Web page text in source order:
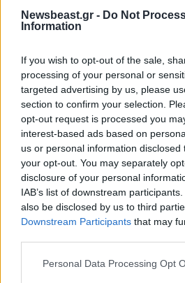
Newsbeast.gr - Do Not
Information
If you wish to opt-out of the sale,
processing of your personal or
targeted advertising by us, please
section to confirm your selection.
opt-out request is processed you
interest-based ads based on
us or personal information
your opt-out. You may separately
disclosure of your personal
IAB’s list of downstream
also be disclosed by us to third
Downstream Participants that may
Please note that this website/app
Personal Data Processing Opt
Το έκανα με λίγο διαφορετικο
κάτι καλύτερο!
Απαντήστε